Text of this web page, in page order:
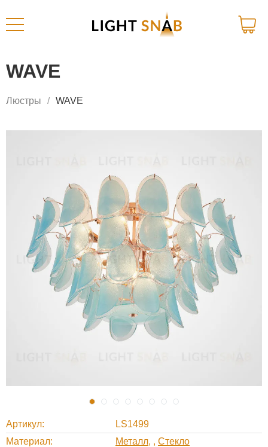
WAVE
Люстры WAVE
Артикул
LS1499
Материал
Металл , Стекло